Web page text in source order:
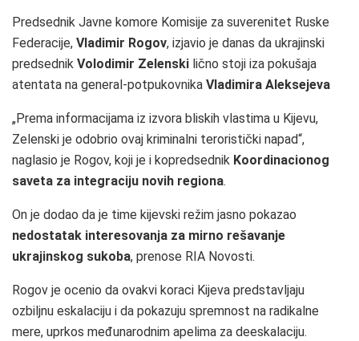
Predsednik Javne komore Komisije za suverenitet Ruske
Federacije, Vladimir Rogov, izjavio je danas da ukrajinski
predsednik Volodimir Zelenski lično stoji iza pokušaja
atentata na general-potpukovnika Vladimira Aleksejeva
„Prema informacijama iz izvora bliskih vlastima u Kijevu,
Zelenski je odobrio ovaj kriminalni teroristički napad“,
naglasio je Rogov, koji je i kopredsednik Koordinacionog
saveta za integraciju novih regiona.
On je dodao da je time kijevski režim jasno pokazao
nedostatak interesovanja za mirno rešavanje
ukrajinskog sukoba, prenose RIA Novosti.
Rogov je ocenio da ovakvi koraci Kijeva predstavljaju
ozbiljnu eskalaciju i da pokazuju spremnost na radikalne
mere, uprkos međunarodnim apelima za deeskalaciju.